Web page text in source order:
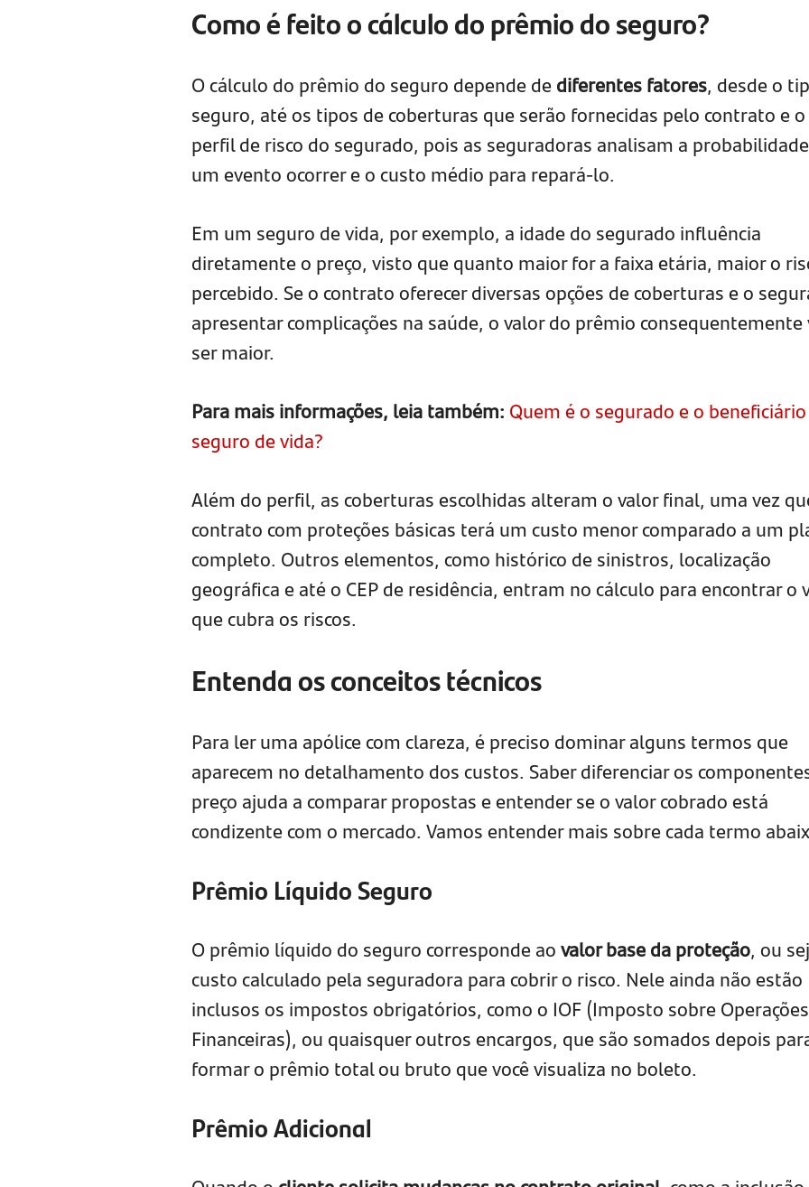
Como é feito o cálculo do prêmio do seguro?
O cálculo do prêmio do seguro depende dediferentes fatores, desde o
seguro, até os tipos de coberturas que serão fornecidas pelo contrato e o
perfil de risco do segurado, pois as seguradoras analisam a
um evento ocorrer e o custo médio para repará-lo.
Em um seguro de vida, por exemplo, a idade do segurado influência
diretamente o preço, visto que quanto maior for a faixa etária, maior o
percebido. Se o contrato oferecer diversas opções de coberturas e o
apresentar complicações na saúde, o valor do prêmio consequentemente
ser maior.
Para mais informações, leia também: Quem é o segurado e o
seguro de vida?
Além do perfil, as coberturas escolhidas alteram o valor final, uma vez
contrato com proteções básicas terá um custo menor comparado a um
completo. Outros elementos, como histórico de sinistros, localização
geográfica e até o CEP de residência, entram no cálculo para encontrar o
que cubra os riscos.
Entenda os conceitos técnicos
Para ler uma apólice com clareza, é preciso dominar alguns termos que
aparecem no detalhamento dos custos. Saber diferenciar os
preço ajuda a comparar propostas e entender se o valor cobrado está
condizente com o mercado. Vamos entender mais sobre cada termo
Prêmio Líquido Seguro
O prêmio líquido do seguro corresponde aovalor base da proteção, ou
custo calculado pela seguradora para cobrir o risco. Nele ainda não estão
inclusos os impostos obrigatórios, como o IOF (Imposto sobre Operações
Financeiras), ou quaisquer outros encargos, que são somados depois
formar o prêmio total ou bruto que você visualiza no boleto.
Prêmio Adicional